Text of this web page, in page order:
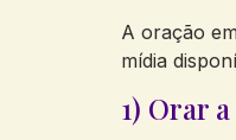
A oração
mídia
1) Orar